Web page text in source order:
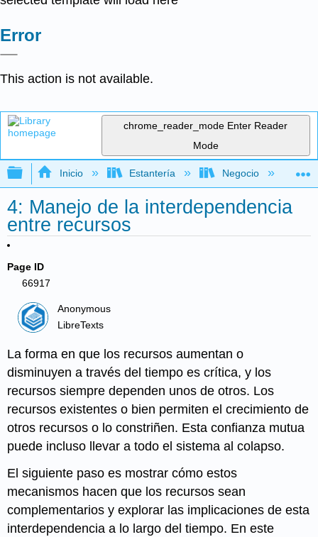
Error
This action is not available.
chrome_reader_mode Enter Reader
Mode
Expandir/contraer jerarquía global
Inicio Estantería Negocio
4: Manejo de la interdependencia
entre recursos
Page ID
66917
Anonymous
LibreTexts
La forma en que los recursos aumentan o
disminuyen a través del tiempo es crítica, y los
recursos siempre dependen unos de otros. Los
recursos existentes o bien permiten el crecimiento de
otros recursos o lo constriñen. Esta confianza mutua
puede incluso llevar a todo el sistema al colapso.
El siguiente paso es mostrar cómo estos
mecanismos hacen que los recursos sean
complementarios y explorar las implicaciones de esta
interdependencia a lo largo del tiempo. En este